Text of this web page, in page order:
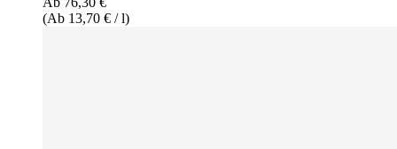
(Ab 13,70 € / l)